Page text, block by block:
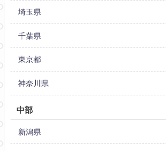
埼玉県
千葉県
東京都
神奈川県
中部
新潟県